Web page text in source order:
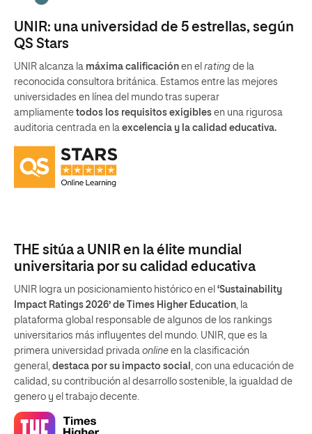
UNIR: una universidad de 5 estrellas, según
QS Stars
UNIR alcanza la máxima calificación en el rating de la
reconocida consultora británica. Estamos entre las mejores
universidades en línea del mundo tras superar
ampliamente todos los requisitos exigibles en una rigurosa
auditoria centrada en la excelencia y la calidad educativa.
THE sitúa a UNIR en la élite mundial
universitaria por su calidad educativa
UNIR logra un posicionamiento histórico en el ‘Sustainability
Impact Ratings 2026’ de Times Higher Education , la
plataforma global responsable de algunos de los rankings
universitarios más influyentes del mundo. UNIR, que es la
primera universidad privada online en la clasificación
general, destaca por su impacto social
, con una educación de
calidad, su contribución al desarrollo sostenible, la igualdad de
genero y el trabajo decente.